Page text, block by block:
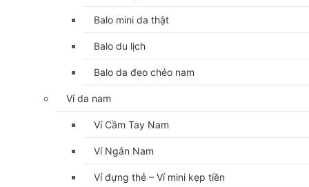
Balo mini da thật
Balo du lịch
Balo da đeo chéo nam
Ví da nam
Ví Cầm Tay Nam
Ví Ngắn Nam
Ví đựng thẻ – Ví mini kẹp tiền